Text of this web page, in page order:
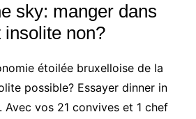
sky: manger dans
insolite non?
étoilée bruxelloise de la
possible? Essayer dinner in
Avec vos 21 convives et 1 chef